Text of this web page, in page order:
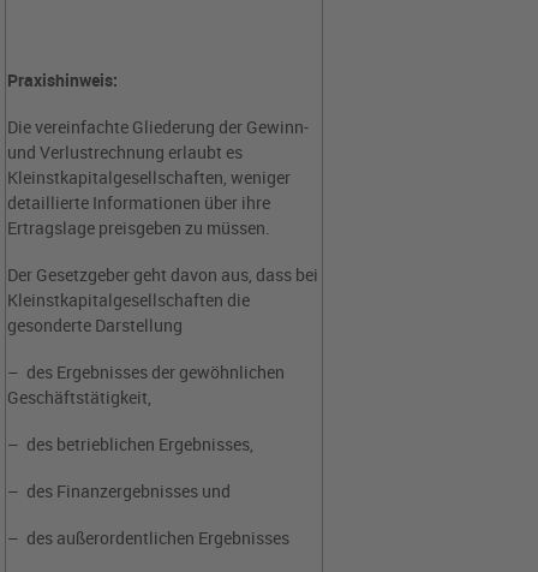
Praxishinweis:
Die vereinfachte Gliederung der Gewinn-
und Verlustrechnung erlaubt es
Kleinstkapitalgesellschaften, weniger
detaillierte Informationen über ihre
Ertragslage preisgeben zu müssen.
Der Gesetzgeber geht davon aus, dass bei
Kleinstkapitalgesellschaften die
gesonderte Darstellung
– des Ergebnisses der gewöhnlichen
Geschäftstätigkeit,
– des betrieblichen Ergebnisses,
– des Finanzergebnisses und
– des außerordentlichen Ergebnisses